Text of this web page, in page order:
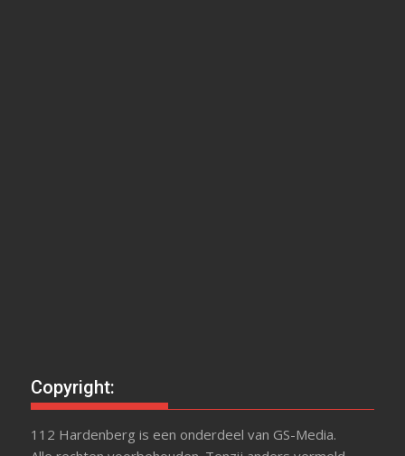
Copyright:
112 Hardenberg is een onderdeel van GS-Media.